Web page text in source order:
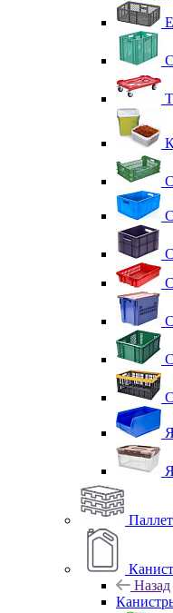
Назад